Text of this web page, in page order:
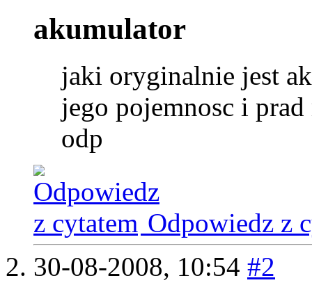
akumulator
jaki oryginalnie jest
jego pojemnosc i
odp
Odpowiedz z
30-08-2008, 10:54 #2